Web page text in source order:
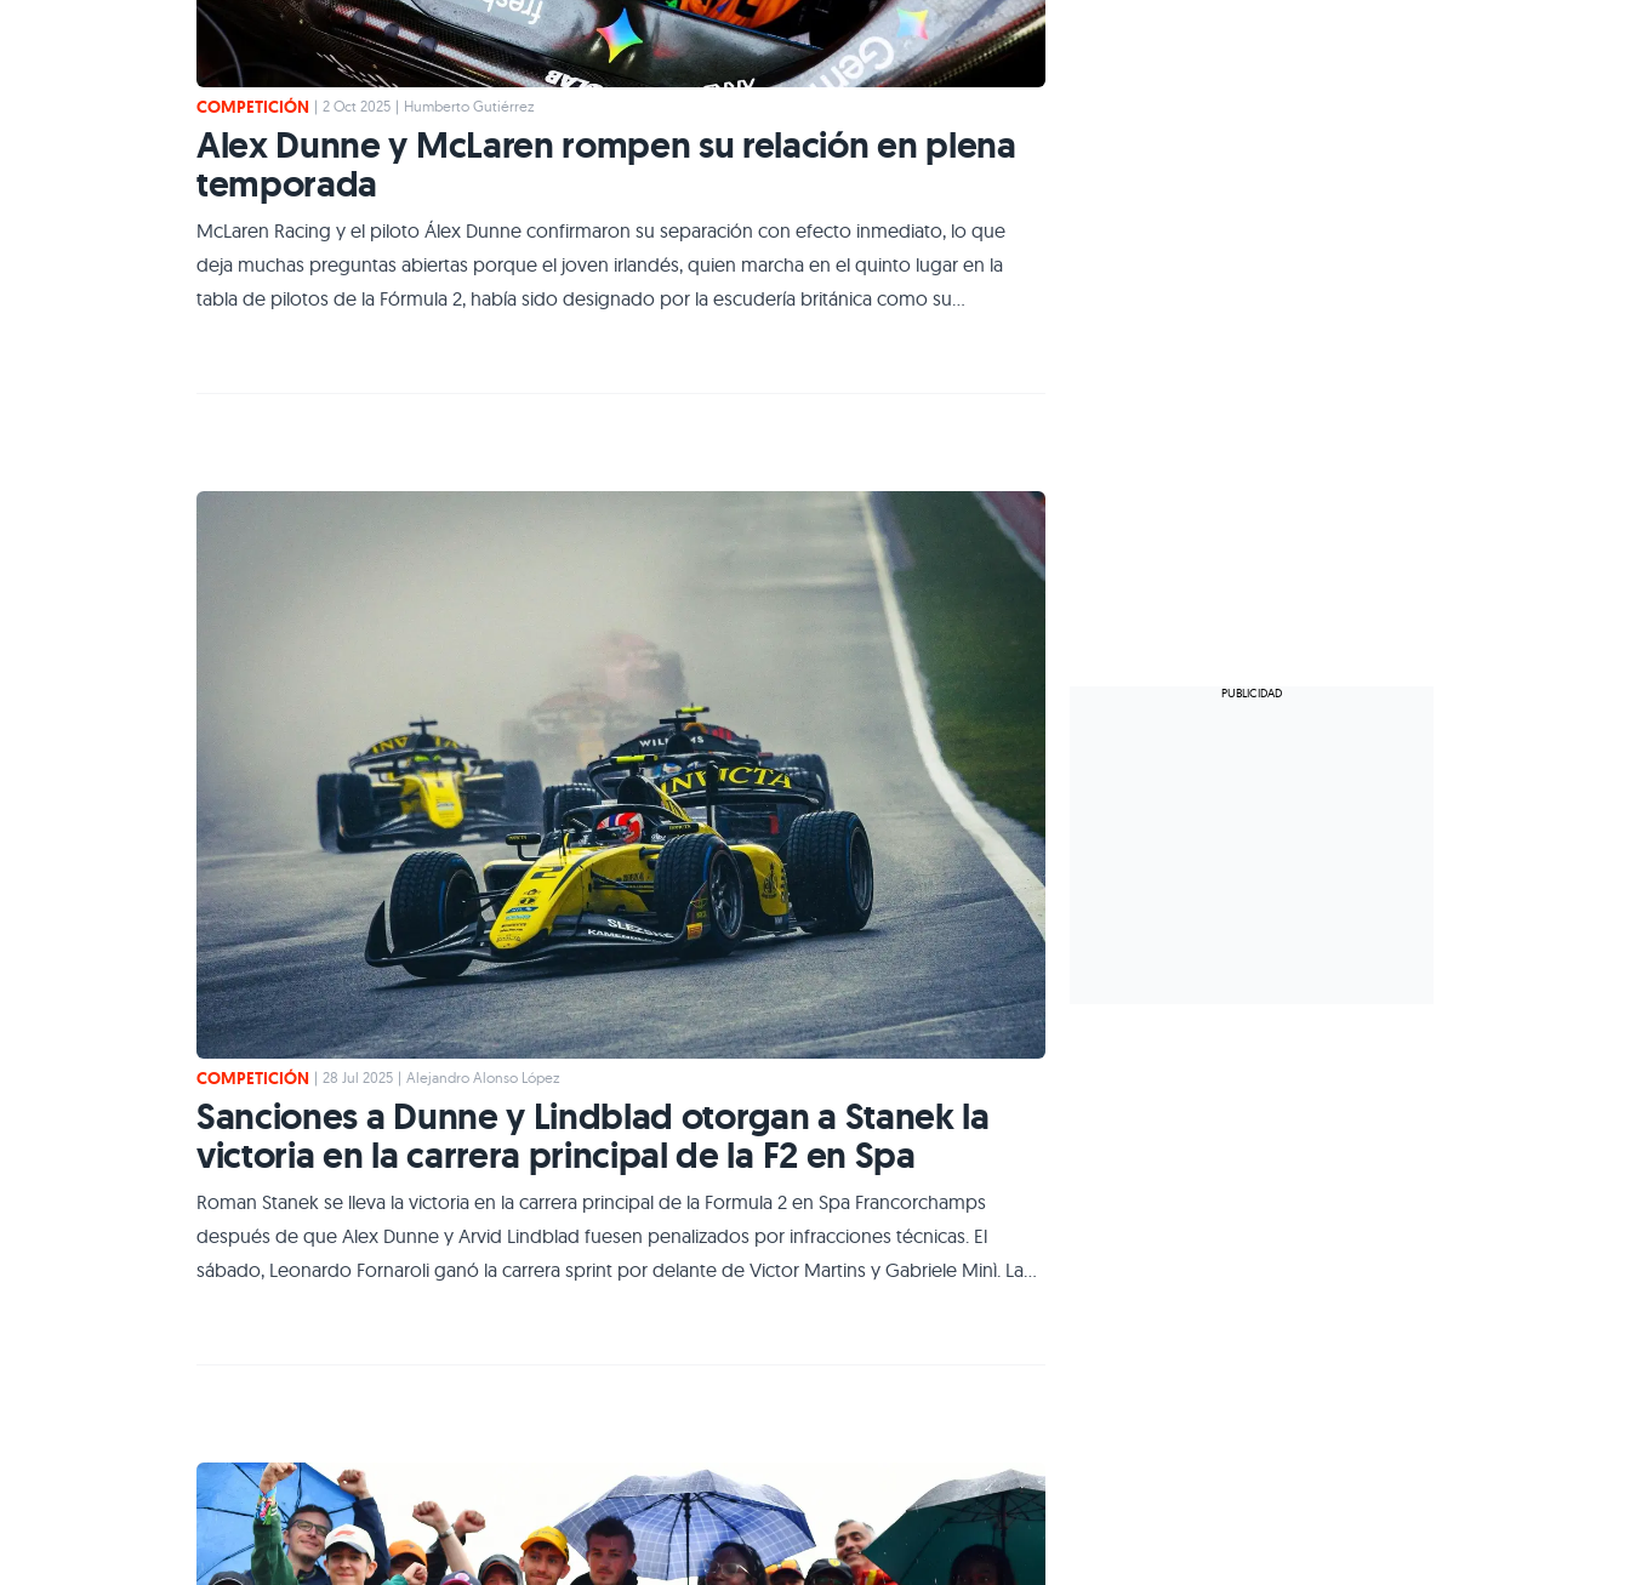
COMPETICIÓN | 2 Oct 2025 | Humberto Gutiérrez
Alex Dunne y McLaren rompen su relación en plena
temporada
McLaren Racing y el piloto Álex Dunne confirmaron su separación con efecto inmediato, lo que
deja muchas preguntas abiertas porque el joven irlandés, quien marcha en el quinto lugar en la
tabla de pilotos de la Fórmula 2, había sido designado por la escudería británica como su
COMPETICIÓN | 28 Jul 2025 | Alejandro Alonso López
Sanciones a Dunne y Lindblad otorgan a Stanek la
victoria en la carrera principal de la F2 en Spa
Roman Stanek se lleva la victoria en la carrera principal de la Formula 2 en Spa Francorchamps
después de que Alex Dunne y Arvid Lindblad fuesen penalizados por infracciones técnicas. El
sábado, Leonardo Fornaroli ganó la carrera sprint por delante de Victor Martins y Gabriele Minì. La